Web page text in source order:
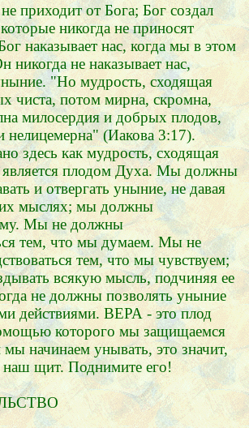
приходит от Бога; Бог создал
никогда не приносят
наказывает нас, когда мы в этом
никогда не наказывает нас,
"Но мудрость, сходящая
чиста, потом мирна, скромна,
милосердия и добрых плодов,
нелицемерна" (Иакова 3:17).
здесь как мудрость, сходящая
плодом Духа. Мы должны
и отвергать уныние, не давая
мыслях; мы должны
Мы не должны
тем, что мы думаем. Мы не
тем, что мы чувствуем;
всякую мысль, подчиняя ее
не должны позволять уныние
действиями. ВЕРА - это плод
которого мы защищаемся
начинаем унывать, это значит,
щит. Поднимите его!